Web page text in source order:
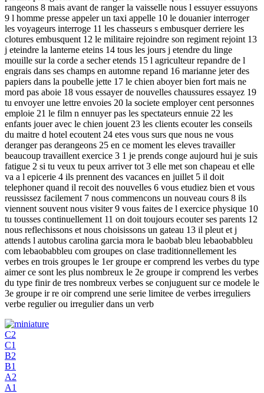
rangeons 8 mais avant de ranger la vaisselle nous l essuyer essuyons
9 l homme presse appeler un taxi appelle 10 le douanier interroger
les voyageurs interroge 11 les chasseurs s embusquer derriere les
clotures embusquent 12 le militaire rejoindre son regiment rejoint 13
j eteindre la lanterne eteins 14 tous les jours j etendre du linge
mouille sur la corde a secher etends 15 l agriculteur repandre de l
engrais dans ses champs en automne repand 16 marianne jeter des
papiers dans la poubelle jette 17 le chien aboyer bien fort mais ne
mord pas aboie 18 vous essayer de nouvelles chaussures essayez 19
tu envoyer une lettre envoies 20 la societe employer cent personnes
emploie 21 le film n ennuyer pas les spectateurs ennuie 22 les
enfants jouer avec le chien jouent 23 les clients ecouter les conseils
du maitre d hotel ecoutent 24 etes vous surs que nous ne vous
deranger pas derangeons 25 en ce moment les eleves travailler
beaucoup travaillent exercice 3 1 je prends conge aujourd hui je suis
fatigue 2 si tu veux tu peux arriver tot 3 elle met son chapeau et elle
va a l epicerie 4 ils prennent des vacances en juillet 5 il doit
telephoner quand il recoit des nouvelles 6 vous etudiez bien et vous
reussissez facilement 7 nous commencons un nouveau cours 8 ils
viennent souvent nous visiter 9 vous faites de l exercice physique 10
tu tousses continuellement 11 on doit toujours ecouter ses parents 12
nous reflechissons et nous choisissons un gateau 13 il pleut et j
attends l autobus carolina garcia mora le baobab bleu lebaobabbleu
com lebaobabbleu com groupes on clase traditionnellement les
verbes en trois groupes le 1er groupe er comprend les verbes du type
aimer ce sont les plus nombreux le 2e groupe ir comprend les verbes
du type finir de tres nombreux verbes se conjuguent sur ce modele le
3e groupe ir re oir comprend une serie limitee de verbes irreguliers
verbe regulier ou irregulier dans un verb
C2
C1
B2
B1
A2
A1